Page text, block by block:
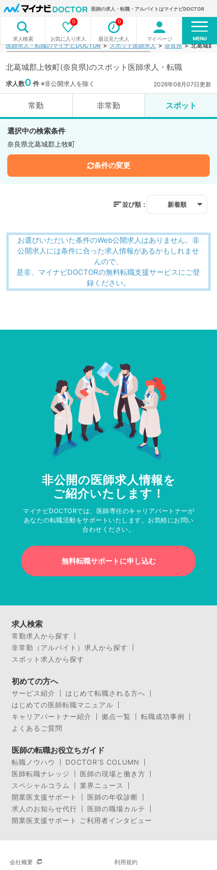
医師の求人・転職・アルバイトはマイナビDOCTOR
求人検索 お気に入り求人
0
最近見た求人
0
マイページ MENU
医師求人・転職のマイナビDOCTOR スポット医師求人 奈良県 北葛城郡
北葛城郡上牧町(奈良県)のスポット医師求人・転職
求人数0 件※非公開求人を除く 2026年08月07日更新
常勤 非常勤 スポット
選択中の検索条件
奈良県北葛城郡上牧町
条件の変更
並び順： 新着順
お選びいただいた条件のWeb公開求人はありません。非
公開求人には条件に合った求人情報があるかもしれませ
んので、
是非、マイナビDOCTORの無料転職支援サービスにご登
録ください。
非公開の医師求人情報を
ご紹介いたします！
マイナビDOCTORでは、医師専任のキャリアパートナーが
あなたの転職活動をサポートいたします。お気軽にお問い
合わせください。
無料転職サポートに申し込む
求人検索
常勤求人から探す
非常勤（アルバイト）求人から探す
スポット求人から探す
初めての方へ
サービス紹介
はじめて転職される方へ
はじめての医師転職マニュアル
キャリアパートナー紹介
拠点一覧
転職成功事例
よくあるご質問
医師の転職お役立ちガイド
転職ノウハウ
DOCTOR’S COLUMN
医師転職ナレッジ
医師の現場と働き方
スペシャルコラム
業界ニュース
開業医支援サポート
医師の年収診断
求人のお知らせ代行
医師の職場カルテ
開業医支援サポート ご利用者インタビュー
会社概要 利用規約